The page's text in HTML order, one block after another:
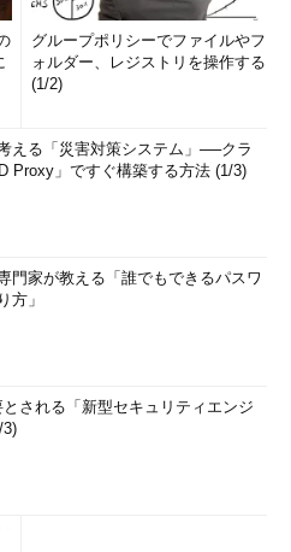
可能なようにログを適切に取得
手段というわけではないの
特化して説明しているので、対
に行ってきた。もちろん、クロス
グループポリシーでファイルやフ
ォルダー、レジストリを操作する
(1/2)
える「災害対策システム」──クラ
Proxy」ですぐ構築する方法 (1/3)
門家が教える「誰でもできるパスワ
方」
とされる「新型セキュリティエンジ
3)